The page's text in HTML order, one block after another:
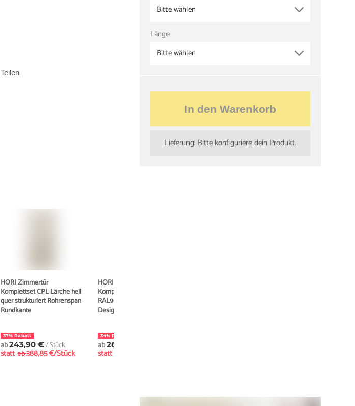
Teilen
Bitte wählen
Länge
Bitte wählen
In den Warenkorb
Lieferung: Bitte konfiguriere dein Produkt.
HORI Zimmertür
Komplettset CPL Lärche hell
quer strukturiert Röhrenspan
Rundkante
37% Rabatt
ab243,90 €/ Stück
statt ab388,85 €/Stück
HORI Zimmertür
Komplettset CPL Signalweiß
RAL9003 Röhrenspan
Designkante
34% Rabatt
ab269,90 €
statt